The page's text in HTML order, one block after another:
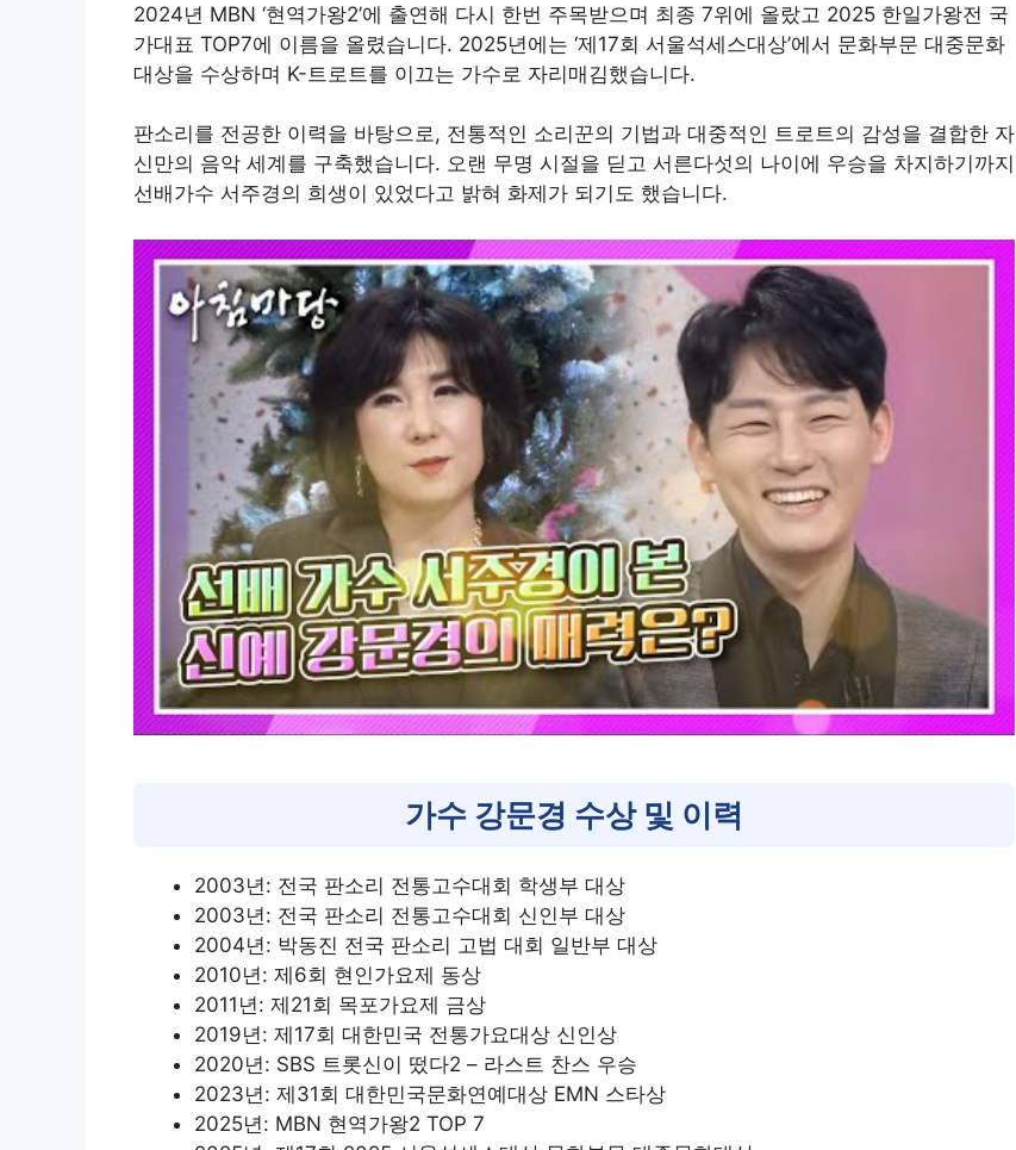
2024년 MBN ‘현역가왕2’에 출연해 다시 한번 주목받으며 최종 7위에 올랐고 2025 한일가왕전 국
가대표 TOP7에 이름을 올렸습니다. 2025년에는 ‘제17회 서울석세스대상’에서 문화부문 대중문화
대상을 수상하며 K-트로트를 이끄는 가수로 자리매김했습니다.
판소리를 전공한 이력을 바탕으로, 전통적인 소리꾼의 기법과 대중적인 트로트의 감성을 결합한 자
신만의 음악 세계를 구축했습니다. 오랜 무명 시절을 딛고 서른다섯의 나이에 우승을 차지하기까지
선배가수 서주경의 희생이 있었다고 밝혀 화제가 되기도 했습니다.
가수 강문경 수상 및 이력
2003년: 전국 판소리 전통고수대회 학생부 대상
2003년: 전국 판소리 전통고수대회 신인부 대상
2004년: 박동진 전국 판소리 고법 대회 일반부 대상
2010년: 제6회 현인가요제 동상
2011년: 제21회 목포가요제 금상
2019년: 제17회 대한민국 전통가요대상 신인상
2020년: SBS 트롯신이 떴다2 – 라스트 찬스 우승
2023년: 제31회 대한민국문화연예대상 EMN 스타상
2025년: MBN 현역가왕2 TOP 7